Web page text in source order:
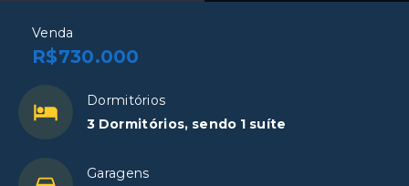
Venda
R$730.000
Dormitórios
3 Dormitórios, sendo 1 suíte
Garagens